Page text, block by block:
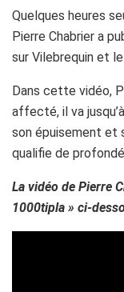
Quelques heures
Pierre Chabrier a
sur Vilebrequin et
Dans cette vidéo,
affecté, il va
son épuisement et
qualifie de
La vidéo de Pierre
1000tipla » ci-